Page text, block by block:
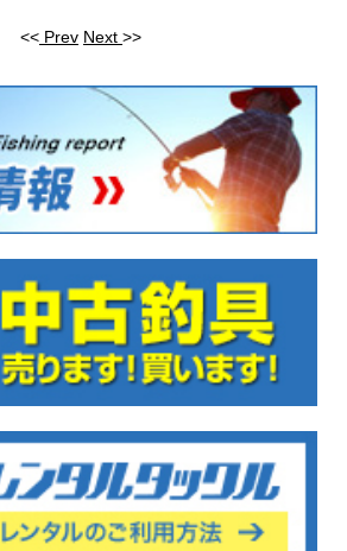
<< Prev Next >>